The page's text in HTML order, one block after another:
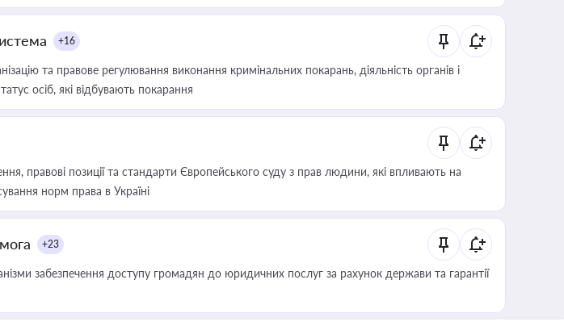
+16
та правове регулювання виконання кримінальних покарань, діяльність органів і
осіб, які відбувають покарання
правові позиції та стандарти Європейського суду з прав людини, які впливають на
норм права в Україні
+23
забезпечення доступу громадян до юридичних послуг за рахунок держави та гарантії